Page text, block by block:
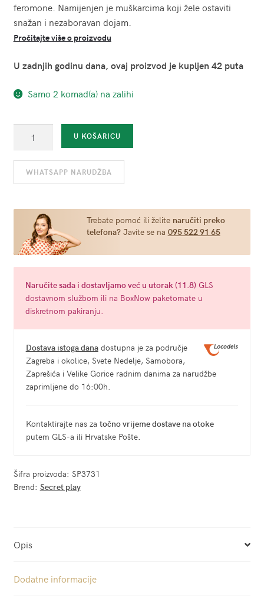
feromone. Namijenjen je muškarcima koji žele ostaviti
snažan i nezaboravan dojam.
Pročitajte više o proizvodu
U zadnjih godinu dana, ovaj proizvod je kupljen 42 puta
Samo 2 komad(a) na zalihi
muškarce
"Ares"
feromona
ml
U KOŠARICU
WHATSAPP NARUDŽBA
Trebate pomoć ili želite naručiti preko
telefona?Javite se na 095 522 91 65
Naručitesadai dostavljamo već u utorak (11.8) GLS
dostavnom službom ili na BoxNow paketomate u
diskretnom pakiranju.
Dostava istoga danadostupna je za područje
Zagreba i okolice, Svete Nedelje, Samobora,
Zaprešića i Velike Gorice radnim danima za narudžbe
zaprimljene do 16:00h.
Kontaktirajte nas za točno vrijeme dostave na otoke
putem GLS-a ili Hrvatske Pošte.
Šifra proizvoda: SP3731
Brend: Secret play
Opis
Dodatne informacije